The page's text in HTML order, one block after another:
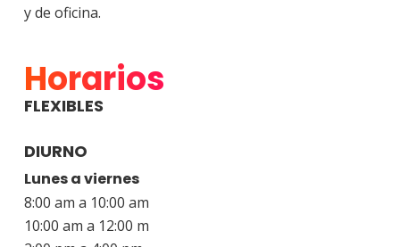
y de oficina.
Horarios
FLEXIBLES
DIURNO
Lunes a viernes
8:00 am a 10:00 am
10:00 am a 12:00 m